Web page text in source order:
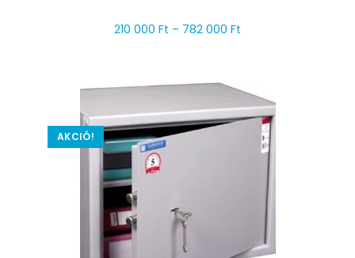
210 000 Ft – 782 000 Ft
AKCIÓ!